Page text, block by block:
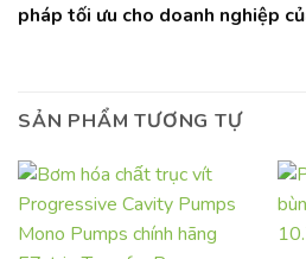
pháp tối ưu cho doanh nghiệp
SẢN PHẨM TƯƠNG TỰ